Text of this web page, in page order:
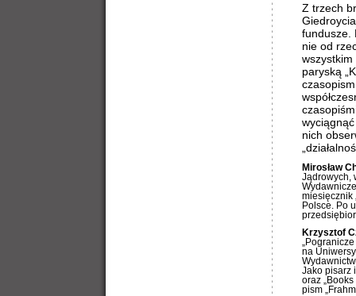
Z trzech
fundusze.
nie od
wszystkim
paryską
nich
Mirosław
Jądrowych,
miesięcznik
Polsce. Po
Krzysztof
na
Jako pisarz i
oraz
pism